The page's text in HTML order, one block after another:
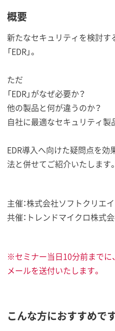
概要
新たなセキュリティを検討す
「EDR」。
ただ
「EDR」がなぜ必要か？
他の製品と何が違うのか？
自社に最適なセキュリティ製
EDR導入へ向けた疑問点を
法と併せてご紹介いたします。
主催：株式会社ソフトクリエ
共催：トレンドマイクロ株式
※セミナー当日10分前までに
メールを送付いたします。
こんな方におすすめで